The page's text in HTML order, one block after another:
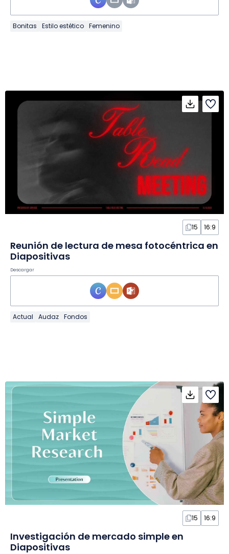
Bonitas Estilo estético Femenino
15 16:9
Reunión de lectura de mesa fotocéntrica en
Diapositivas
Descargar
Actual Audaz Fondos
15 16:9
Investigación de mercado simple en
Diapositivas